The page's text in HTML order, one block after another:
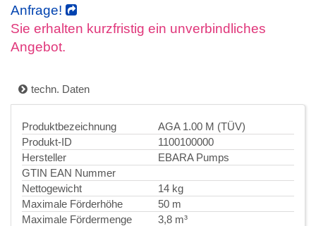
Anfrage!
Sie erhalten kurzfristig ein unverbindliches
Angebot.
techn. Daten
Produktbezeichnung
AGA 1.00 M (TÜV)
Produkt-ID
1100100000
Hersteller
EBARA Pumps
GTIN EAN Nummer
Nettogewicht
14 kg
Maximale Förderhöhe
50 m
Maximale Fördermenge
3,8 m³